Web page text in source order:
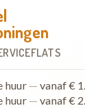
huur — vanaf €
huur — vanaf €